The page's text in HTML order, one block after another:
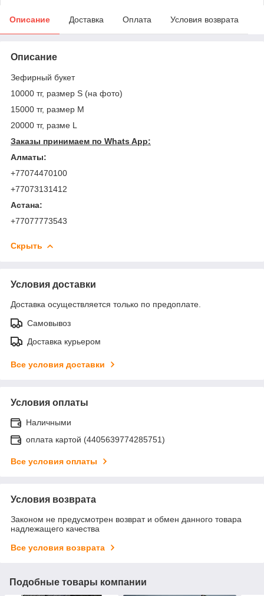
Описание Доставка Оплата Условия возврата
Описание
Зефирный букет
10000 тг, размер S (на фото)
15000 тг, размер М
20000 тг, разме L
Заказы принимаем по Whats App:
Алматы:
+77074470100
+77073131412
Астана:
+77077773543
Скрыть
Условия доставки
Доставка осуществляется только по предоплате.
Самовывоз
Доставка курьером
Все условия доставки
Условия оплаты
Наличными
оплата картой (4405639774285751)
Все условия оплаты
Условия возврата
Законом не предусмотрен возврат и обмен данного товара
надлежащего качества
Все условия возврата
Подобные товары компании